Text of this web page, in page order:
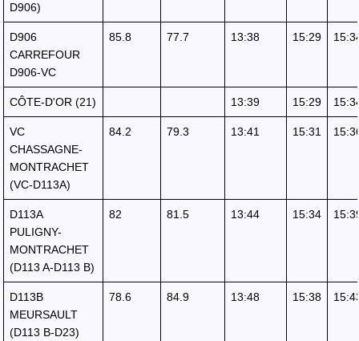
D906)
D906
CARREFOUR
D906-VC
85.8 77.7 13:38 15:29
CÔTE-D'OR (21) 13:39 15:29
VC
CHASSAGNE-
MONTRACHET
(VC-D113A)
84.2 79.3 13:41 15:31
D113A
PULIGNY-
MONTRACHET
(D113 A-D113 B)
82 81.5 13:44 15:34
D113B
MEURSAULT
(D113 B-D23)
78.6 84.9 13:48 15:38